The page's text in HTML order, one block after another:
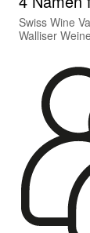
Swiss Wine
Walliser